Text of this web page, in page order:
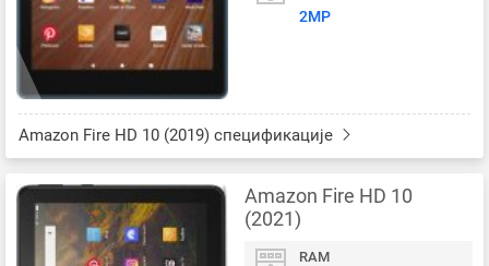
2MP
Amazon Fire HD 10 (2019) спецификације
Amazon Fire HD 10
(2021)
RAM